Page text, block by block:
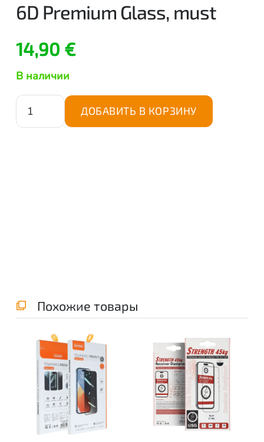
6D Premium Glass, must
14,90 €
В наличии
Количество
товара
ДОБАВИТЬ В КОРЗИНУ
Похожие товары